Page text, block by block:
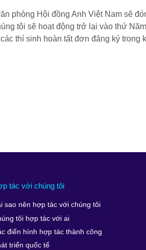
phòng Hội đồng Anh Việt Nam sẽ
tôi sẽ hoạt động trở lại vào thứ
thí sinh hoàn tất đơn đăng ký trong
tác với chúng tôi
sao nên hợp tác với chúng tôi
tôi hợp tác với ai
điển hình hợp tác thành công
triển quốc tế